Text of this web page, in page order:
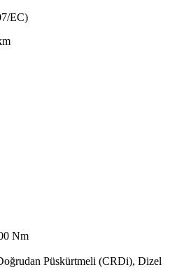
EC)
Nm
Püskürtmeli (CRDi), Dizel